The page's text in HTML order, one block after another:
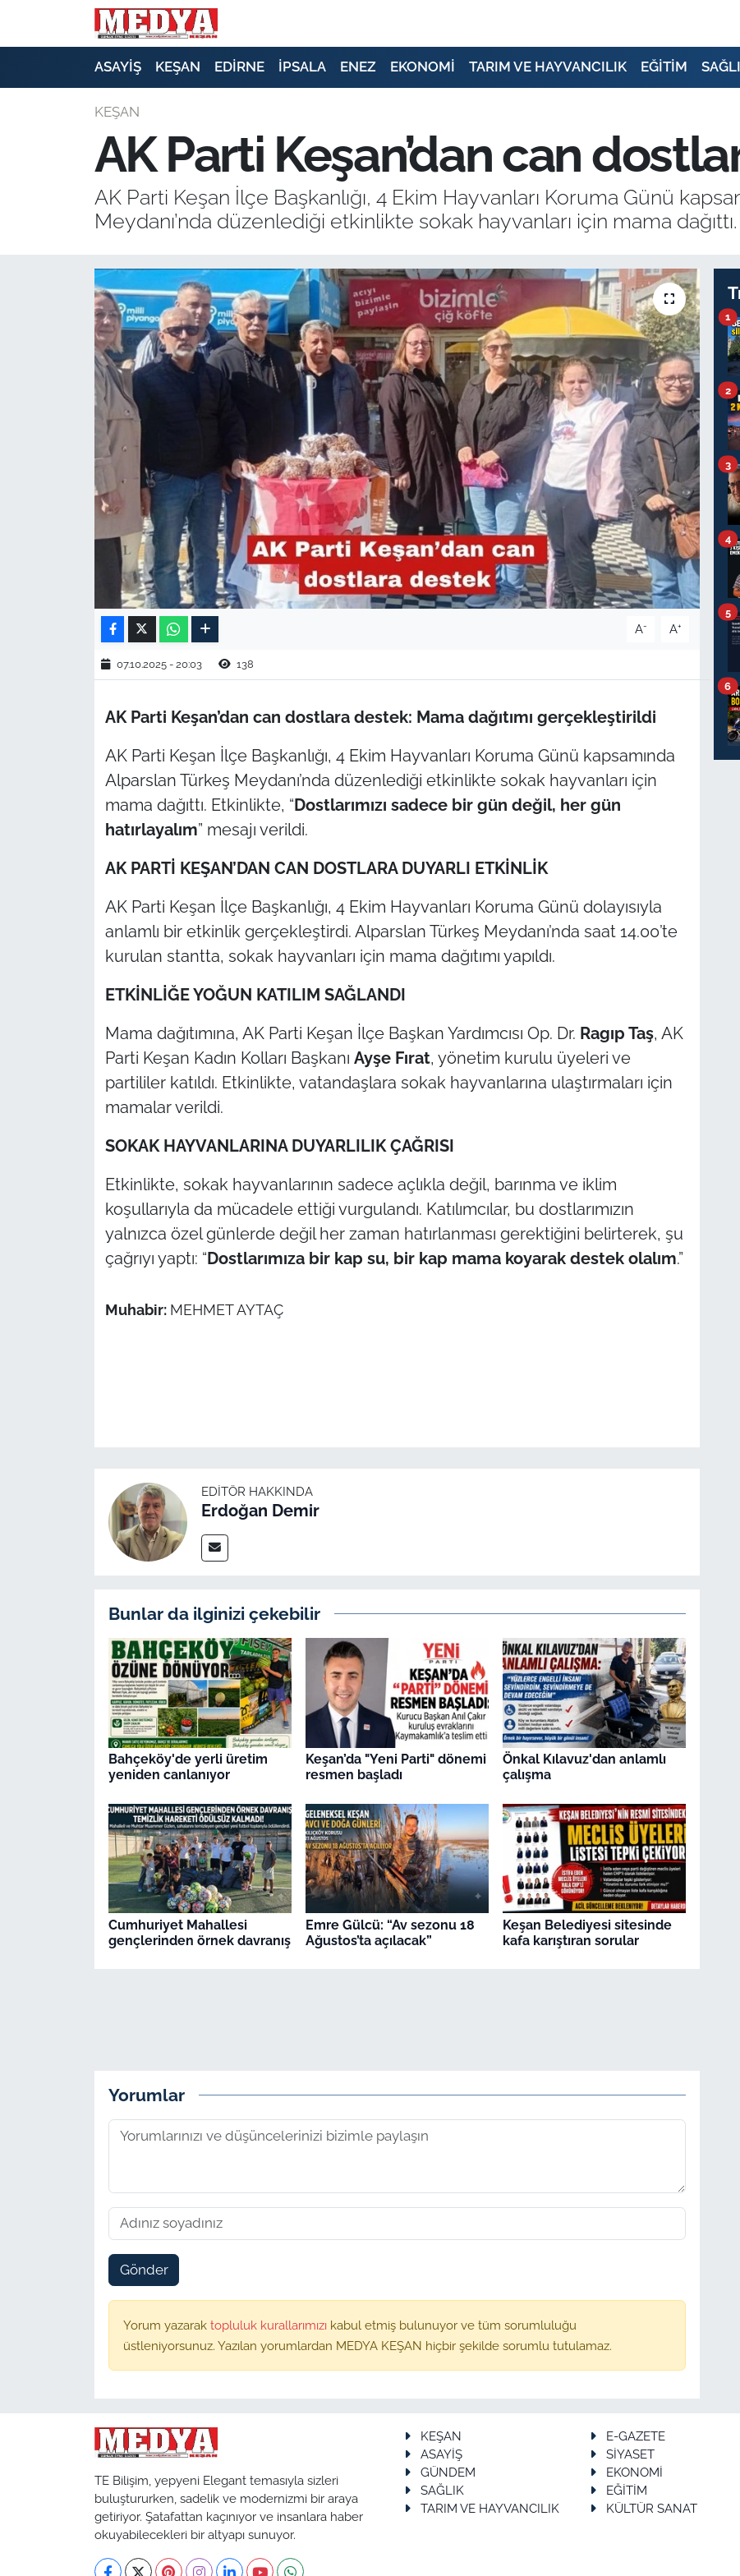
ASAYİŞ KEŞAN EDİRNE İPSALA ENEZ EKONOMİ TARIM VE HAYVANCILIK EĞİTİM
KEŞAN
AK Parti Keşan’dan can
AK Parti Keşan İlçe Başkanlığı, 4 Ekim Hayvanları Koruma Günü
Meydanı’nda düzenlediği etkinlikte sokak hayvanları için mama dağıttı.
A- A+
07.10.2025 - 20:03 138
AK Parti Keşan’dan can dostlara destek: Mama dağıtımı gerçekleştirildi
AK Parti Keşan İlçe Başkanlığı, 4 Ekim Hayvanları Koruma Günü kapsamında
Alparslan Türkeş Meydanı’nda düzenlediği etkinlikte sokak hayvanları için
mama dağıttı. Etkinlikte, “Dostlarımızı sadece bir gün değil, her gün
hatırlayalım” mesajı verildi.
AK PARTİ KEŞAN’DAN CAN DOSTLARA DUYARLI ETKİNLİK
AK Parti Keşan İlçe Başkanlığı, 4 Ekim Hayvanları Koruma Günü dolayısıyla
anlamlı bir etkinlik gerçekleştirdi. Alparslan Türkeş Meydanı’nda saat 14.00’te
kurulan stantta, sokak hayvanları için mama dağıtımı yapıldı.
ETKİNLİĞE YOĞUN KATILIM SAĞLANDI
Mama dağıtımına, AK Parti Keşan İlçe Başkan Yardımcısı Op. Dr. Ragıp Taş, AK
Parti Keşan Kadın Kolları Başkanı Ayşe Fırat, yönetim kurulu üyeleri ve
partililer katıldı. Etkinlikte, vatandaşlara sokak hayvanlarına ulaştırmaları için
mamalar verildi.
SOKAK HAYVANLARINA DUYARLILIK ÇAĞRISI
Etkinlikte, sokak hayvanlarının sadece açlıkla değil, barınma ve iklim
koşullarıyla da mücadele ettiği vurgulandı. Katılımcılar, bu dostlarımızın
yalnızca özel günlerde değil her zaman hatırlanması gerektiğini belirterek, şu
çağrıyı yaptı: “Dostlarımıza bir kap su, bir kap mama koyarak destek olalım.”
Muhabir: MEHMET AYTAÇ
EDITÖR HAKKINDA
Erdoğan Demir
Bunlar da ilginizi çekebilir
Bahçeköy'de yerli üretim
yeniden canlanıyor
Keşan’da "Yeni Parti" dönemi
resmen başladı
Önkal Kılavuz'dan anlamlı
çalışma
Cumhuriyet Mahallesi
gençlerinden örnek davranış
Emre Gülcü: “Av sezonu 18
Ağustos’ta açılacak”
Keşan Belediyesi sitesinde
kafa karıştıran sorular
Yorumlar
Gönder
Yorum yazarak topluluk kurallarımızı kabul etmiş bulunuyor ve tüm sorumluluğu
üstleniyorsunuz. Yazılan yorumlardan MEDYA KEŞAN hiçbir şekilde sorumlu tutulamaz.
1
2
3
4
5
6
TE Bilişim, yepyeni Elegant temasıyla sizleri
buluştururken, sadelik ve modernizmi bir araya
getiriyor. Şatafattan kaçınıyor ve insanlara haber
okuyabilecekleri bir altyapı sunuyor.
KEŞAN
E-GAZETE
ASAYİŞ
SİYASET
GÜNDEM
EKONOMİ
SAĞLIK
EĞİTİM
TARIM VE HAYVANCILIK
KÜLTÜR SANAT
E-GAZETE
SİYASET
GÜNDEM
EKONOMİ
SAĞLIK
EĞİTİM
TARIM VE HAYVANCILIK
KÜLTÜR SANAT
RESMİ İLAN
EDİRNE
Flaş Haber
Dış Haberler
İş Dünyası
Bilim Teknoloji
English News
Canlı Maç